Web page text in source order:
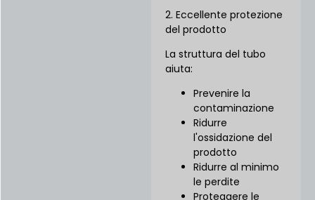
2. Eccellente protezione
del prodotto
La struttura del tubo
aiuta:
Prevenire la
contaminazione
Ridurre
l'ossidazione del
prodotto
Ridurre al minimo
le perdite
Proteggere le